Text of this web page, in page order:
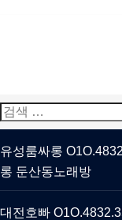
검
색:
유성룸싸롱
롱 둔산동노래방
대전호빠